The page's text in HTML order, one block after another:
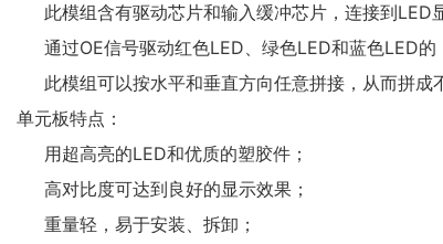
此模组含有驱动芯片和输入缓冲芯片，连接到LED
通过OE信号驱动红色LED、绿色LED和蓝色LED的
此模组可以按水平和垂直方向任意拼接，从而拼成
单元板特点：
用超高亮的LED和优质的塑胶件；
高对比度可达到良好的显示效果；
重量轻，易于安装、拆卸；